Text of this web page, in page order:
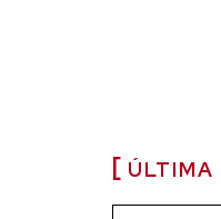
ÚLTIMA